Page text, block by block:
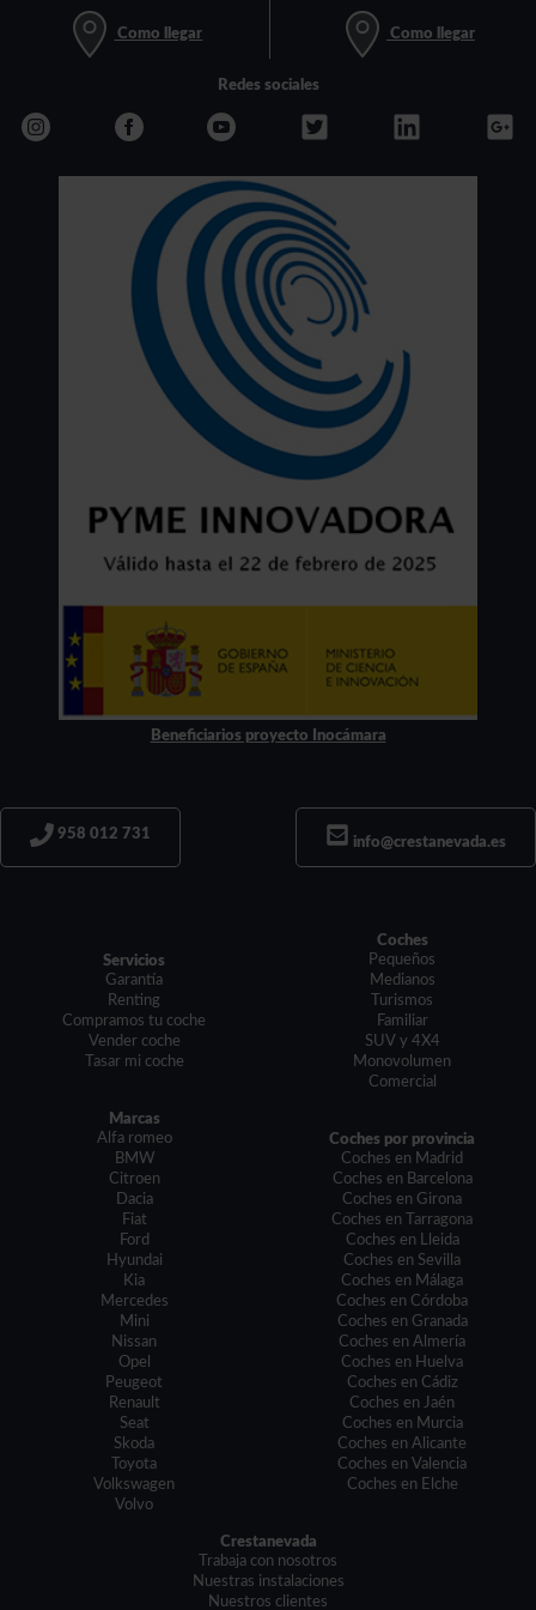
Como llegar Como llegar
Redes sociales
Beneficiarios proyecto Inocámara
958 012 731
info@crestanevada.es
Servicios
Garantía
Renting
Compramos tu coche
Vender coche
Tasar mi coche
Coches
Pequeños
Medianos
Turismos
Familiar
SUV y 4X4
Monovolumen
Comercial
Marcas
Alfa romeo
BMW
Citroen
Dacia
Fiat
Ford
Hyundai
Kia
Mercedes
Mini
Nissan
Opel
Peugeot
Renault
Seat
Skoda
Toyota
Volkswagen
Volvo
Coches por provincia
Coches en Madrid
Coches en Barcelona
Coches en Girona
Coches en Tarragona
Coches en Lleida
Coches en Sevilla
Coches en Málaga
Coches en Córdoba
Coches en Granada
Coches en Almería
Coches en Huelva
Coches en Cádiz
Coches en Jaén
Coches en Murcia
Coches en Alicante
Coches en Valencia
Coches en Elche
Crestanevada
Trabaja con nosotros
Nuestras instalaciones
Nuestros clientes